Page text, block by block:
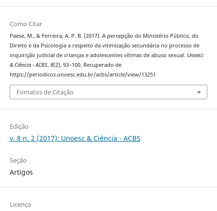
Como Citar
Paese, M., & Ferreira, A. P. B. (2017). A percepção do Ministério Público, do
Direito e da Psicologia a respeito da vitimização secundária no processo de
inquirição judicial de crianças e adolescentes vítimas de abuso sexual. Unoesc
& Ciência - ACBS, 8(2), 93–100. Recuperado de
https://periodicos.unoesc.edu.br/acbs/article/view/13251
Fomatos de Citação
Edição
v. 8 n. 2 (2017): Unoesc & Ciência - ACBS
Seção
Artigos
Licença